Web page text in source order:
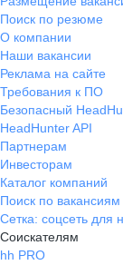
Поиск по резюме
О компании
Наши вакансии
Реклама на сайте
Требования к ПО
Безопасный
HeadHunter API
Партнерам
Инвесторам
Каталог компаний
Поиск по
Сетка: соцсеть для
Соискателям
hh PRO